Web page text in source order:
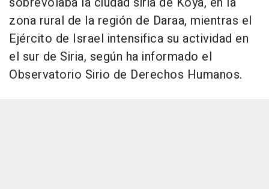
zona rural de la región de Daraa, mientras el
Ejército de Israel intensifica su actividad en
el sur de Siria, según ha informado el
Observatorio Sirio de Derechos Humanos.